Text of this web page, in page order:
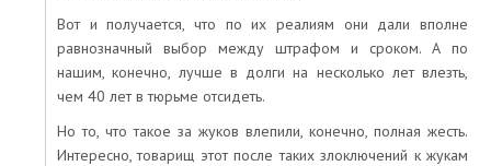
Вот и получается, что по их реалиям они дали вполне
равнозначный выбор между штрафом и сроком. А по
нашим, конечно, лучше в долги на несколько лет влезть,
чем 40 лет в тюрьме отсидеть.
Но то, что такое за жуков влепили, конечно, полная жесть.
Интересно, товарищ этот после таких злоключений к жукам